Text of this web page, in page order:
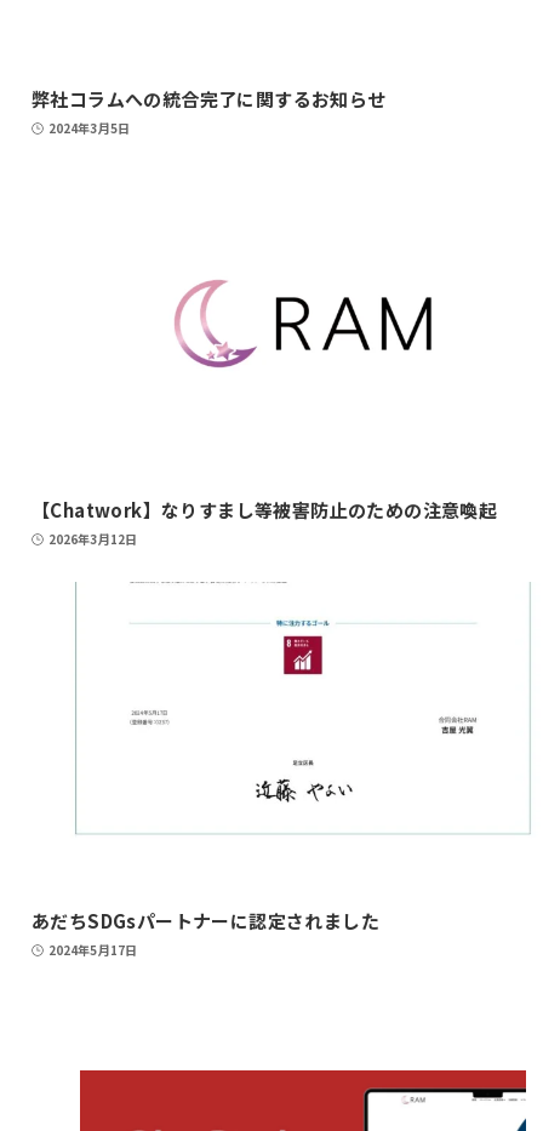
弊社コラムへの統合完了に関するお知らせ
2024年3月5日
【Chatwork】なりすまし等被害防止のための注意喚起
2026年3月12日
あだちSDGsパートナーに認定されました
2024年5月17日